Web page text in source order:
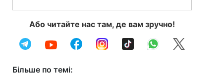
Або читайте нас там, де вам зручно!
Більше по темі: